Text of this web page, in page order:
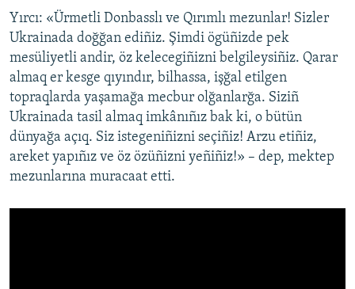
Yırcı: «Ürmetli Donbasslı ve Qırımlı mezunlar! Sizler
Ukrainada doğğan ediñiz. Şimdi ögüñizde pek
mesüliyetli andir, öz kelecegiñizni belgileysiñiz. Qarar
almaq er kesge qıyındır, bilhassa, işğal etilgen
topraqlarda yaşamağa mecbur olğanlarğa. Siziñ
Ukrainada tasil almaq imkânıñız bak ki, o bütün
dünyağa açıq. Siz istegeniñizni seçiñiz! Arzu etiñiz,
areket yapıñız ve öz özüñizni yeñiñiz!» – dep, mektep
mezunlarına muracaat etti.